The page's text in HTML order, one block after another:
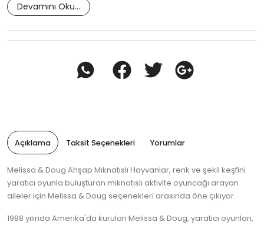
Devamını Oku...
Açıklama Taksit Seçenekleri Yorumlar
Melissa & Doug Ahşap Mıknatıslı Hayvanlar, renk ve şekil keşfini
yaratıcı oyunla buluşturan mıknatıslı aktivite oyuncağı arayan
aileler için Melissa & Doug seçenekleri arasında öne çıkıyor.
1988 yılında Amerika'da kurulan Melissa & Doug, yaratıcı oyunları,